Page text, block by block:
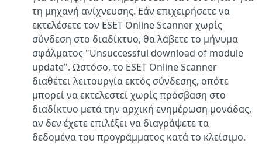
τη μηχανή ανίχνευσης. Εάν επιχειρήσετε να
εκτελέσετε τον ESET Online Scanner χωρίς
σύνδεση στο διαδίκτυο, θα λάβετε το μήνυμα
σφάλματος "Unsuccessful download of module
update". Ωστόσο, το ESET Online Scanner
διαθέτει λειτουργία εκτός σύνδεσης, οπότε
μπορεί να εκτελεστεί χωρίς πρόσβαση στο
διαδίκτυο μετά την αρχική ενημέρωση μονάδας,
αν δεν έχετε επιλέξει να διαγράψετε τα
δεδομένα του προγράμματος κατά το κλείσιμο.